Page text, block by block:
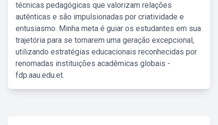
técnicas pedagógicas que valorizam relações
autênticas e são impulsionadas por criatividade e
entusiasmo. Minha meta é guiar os estudantes em sua
trajetória para se tornarem uma geração excepcional,
utilizando estratégias educacionais reconhecidas por
renomadas instituições acadêmicas globais -
fdp.aau.edu.et.